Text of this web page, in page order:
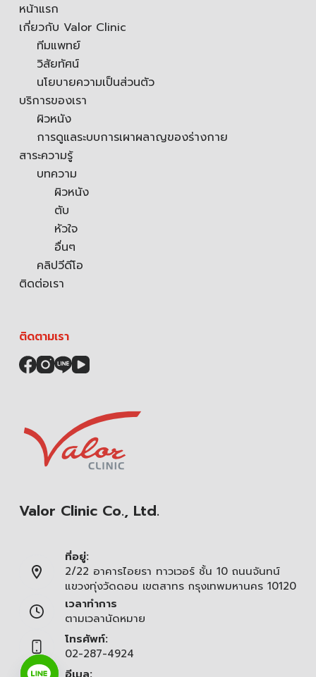
หน้าแรก
เกี่ยวกับ Valor Clinic
ทีมแพทย์
วิสัยทัศน์
นโยบายความเป็นส่วนตัว
บริการของเรา
ผิวหนัง
การดูแลระบบการเผาผลาญของร่างกาย
สาระความรู้
บทความ
ผิวหนัง
ตับ
หัวใจ
อื่นๆ
คลิปวีดีโอ
ติดต่อเรา
ติดตามเรา
Valor Clinic Co., Ltd.
ที่อยู่:
2/22 อาคารไอยรา ทาวเวอร์ ชั้น 10 ถนนจันทน์
แขวงทุ่งวัดดอน เขตสาทร กรุงเทพมหานคร 10120
เวลาทำการ
ตามเวลานัดหมาย
โทรศัพท์:
02-287-4924